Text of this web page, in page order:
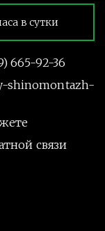
в сутки
665-92-36
shinomontazh-
связи